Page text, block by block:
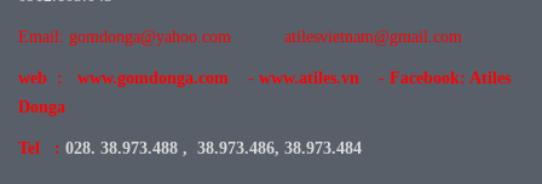
Email: gomdonga@yahoo.com atilesvietnam@gmail.com
web : www.gomdonga.com - www.atiles.vn - Facebook: Atiles
Donga
Tel : 028. 38.973.488 , 38.973.486, 38.973.484